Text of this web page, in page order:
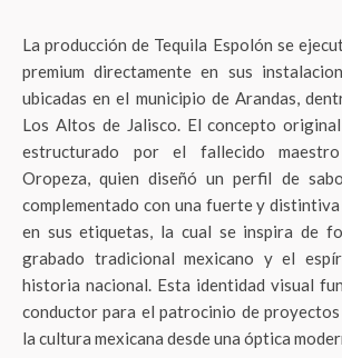
La producción de Tequila Espolón se
premium directamente en sus
ubicadas en el municipio de Arandas,
Los Altos de Jalisco. El concepto
estructurado por el fallecido
Oropeza, quien diseñó un perfil de
complementado con una fuerte y
en sus etiquetas, la cual se inspira de
grabado tradicional mexicano y el
historia nacional. Esta identidad visual
conductor para el patrocinio de
la cultura mexicana desde una óptica